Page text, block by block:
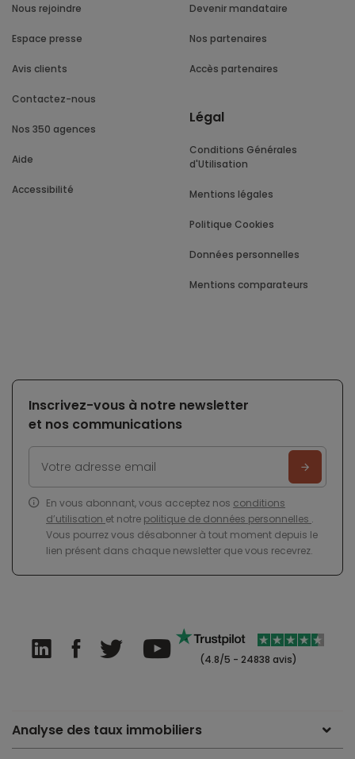
Nous rejoindre
Espace presse
Avis clients
Contactez-nous
Nos 350 agences
Aide
Accessibilité
Devenir mandataire
Nos partenaires
Accès partenaires
Légal
Conditions Générales
d'Utilisation
Mentions légales
Politique Cookies
Données personnelles
Mentions comparateurs
Inscrivez-vous à notre newsletter
et nos communications
En vous abonnant, vous acceptez nos conditions
d’utilisation et notre politique de données personnelles .
Vous pourrez vous désabonner à tout moment depuis le
lien présent dans chaque newsletter que vous recevrez.
(4.8/5 - 24838 avis)
Analyse des taux immobiliers